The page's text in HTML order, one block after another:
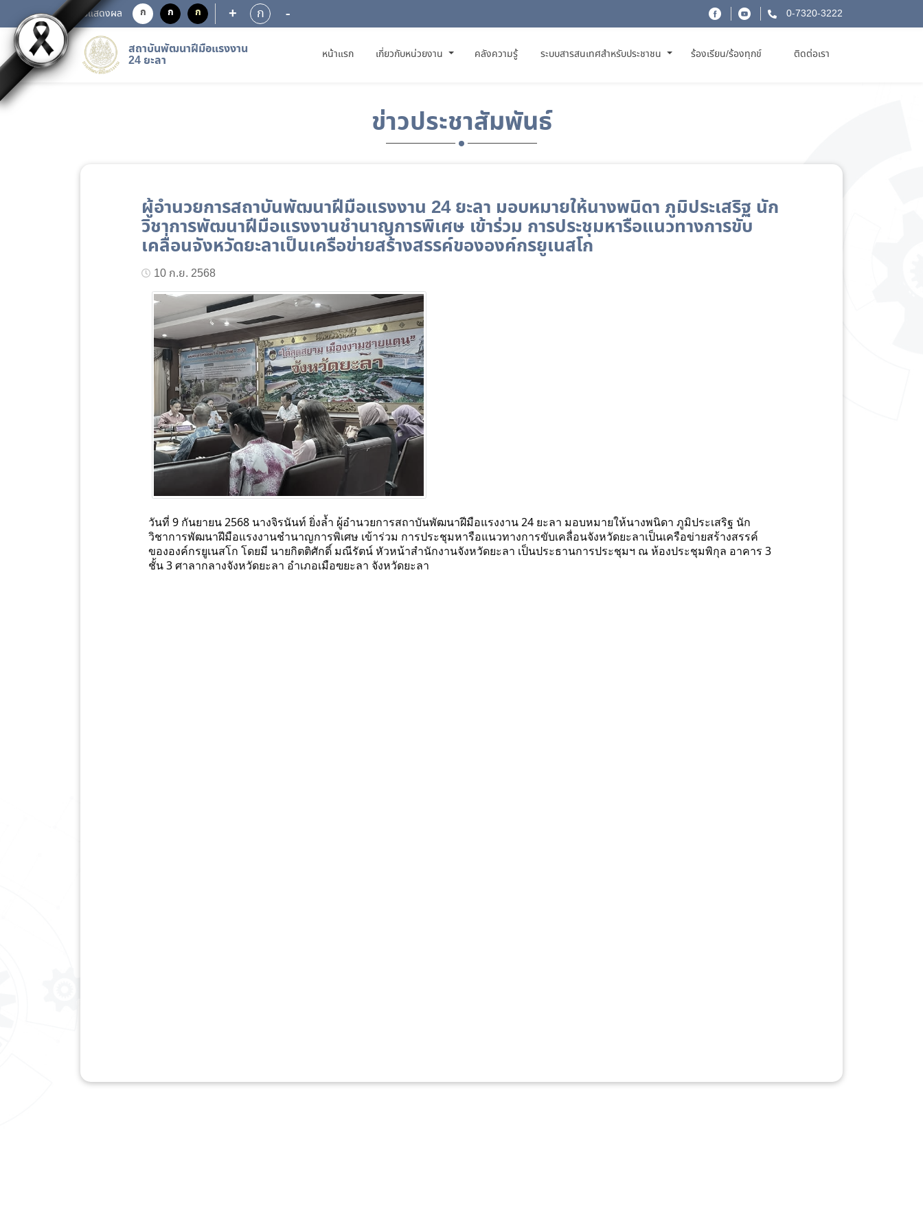
การแสดงผล ก ก ก + ก - 0-7320-3222
สถาบันพัฒนาฝีมือแรงงาน
24 ยะลา หน้าแรก(CURRENT)
เกี่ยวกับหน่วยงาน คลังความรู้ ระบบสารสนเทศสำหรับประชาชน ร้องเรียน/ร้องทุกข์ ติดต่อเรา
ข่าวประชาสัมพันธ์
ผู้อำนวยการสถาบันพัฒนาฝีมือแรงงาน 24 ยะลา มอบหมายให้นางพนิดา ภูมิประเสริฐ นัก
วิชาการพัฒนาฝีมือแรงงานชำนาญการพิเศษ เข้าร่วม การประชุมหารือแนวทางการขับ
เคลื่อนจังหวัดยะลาเป็นเครือข่ายสร้างสรรค์ขององค์กรยูเนสโก
10 ก.ย. 2568
วันที่ 9 กันยายน 2568 นางจิรนันท์ ยิ่งล้ำ ผู้อำนวยการสถาบันพัฒนาฝีมือแรงงาน 24 ยะลา มอบหมายให้นางพนิดา ภูมิประเสริฐ นัก
วิชาการพัฒนาฝีมือแรงงานชำนาญการพิเศษ เข้าร่วม การประชุมหารือแนวทางการขับเคลื่อนจังหวัดยะลาเป็นเครือข่ายสร้างสรรค์
ขององค์กรยูเนสโก โดยมี นายกิตติศักดิ์ มณีรัตน์ หัวหน้าสำนักงานจังหวัดยะลา เป็นประธานการประชุมฯ ณ ห้องประชุมพิกุล อาคาร 3
ชั้น 3 ศาลากลางจังหวัดยะลา อำเภอเมือฃยะลา จังหวัดยะลา